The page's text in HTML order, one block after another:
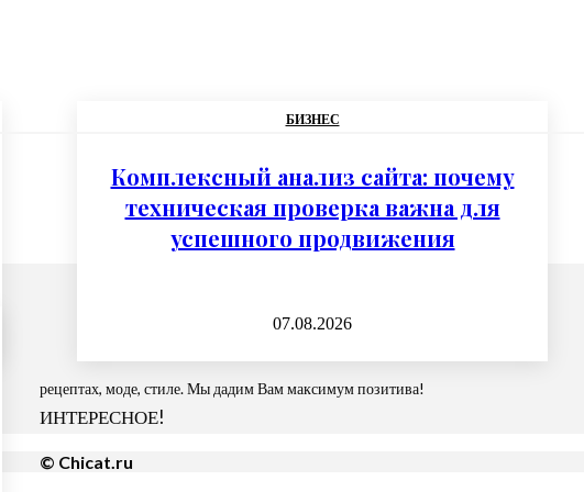
БИЗНЕС
Комплексный анализ сайта: почему
техническая проверка важна для
успешного продвижения
07.08.2026
рецептах, моде, стиле. Мы дадим Вам максимум позитива!
ИНТЕРЕСНОЕ!
© Chicat.ru